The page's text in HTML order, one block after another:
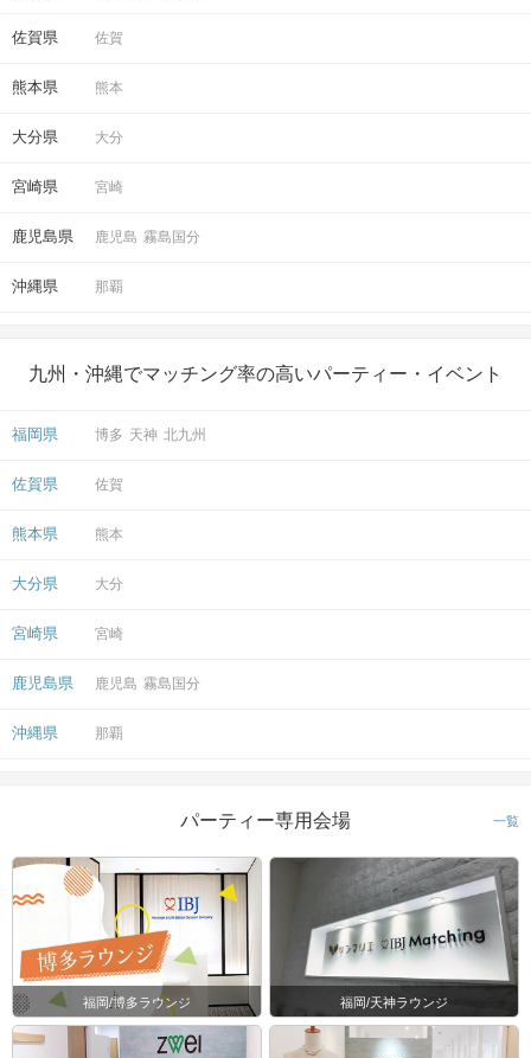
佐賀県 佐賀
熊本県 熊本
大分県 大分
宮崎県 宮崎
鹿児島県 鹿児島 霧島国分
沖縄県 那覇
九州・沖縄でマッチング率の高いパーティー・イベント
福岡県 博多 天神 北九州
佐賀県 佐賀
熊本県 熊本
大分県 大分
宮崎県 宮崎
鹿児島県 鹿児島 霧島国分
沖縄県 那覇
パーティー専用会場 一覧
福岡/博多ラウンジ 福岡/天神ラウンジ